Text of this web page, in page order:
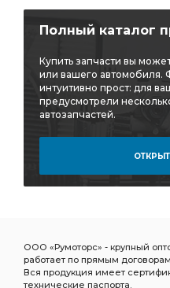
Полный каталог
Купить запчасти вы
или вашего автомобиля.
интуитивно прост: для
предусмотрели
автозапчастей.
ООО «Румоторс» - крупный
работает по прямым
Вся продукция имеет
технические паспорта.